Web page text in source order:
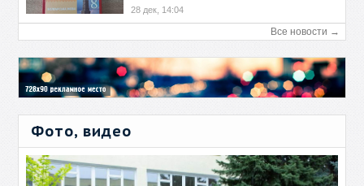
28 дек, 14:04
Все новости →
Фото, видео